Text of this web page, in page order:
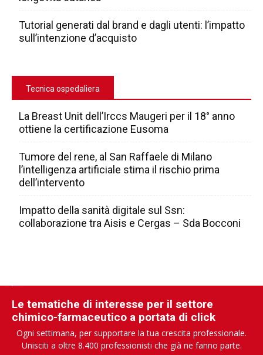
Tutorial generati dal brand e dagli utenti: l’impatto
sull’intenzione d’acquisto
Tecnica ospedaliera
La Breast Unit dell’Irccs Maugeri per il 18° anno
ottiene la certificazione Eusoma
Tumore del rene, al San Raffaele di Milano
l’intelligenza artificiale stima il rischio prima
dell’intervento
Impatto della sanità digitale sul Ssn:
collaborazione tra Aisis e Cergas – Sda Bocconi
Le tematiche di interesse per il settore
chimico-farmaceutico a portata di click
Ogni settimana, per supportare la tua crescita professionale.
Unisciti a oltre 8.400 professionisti che già ne fanno parte.